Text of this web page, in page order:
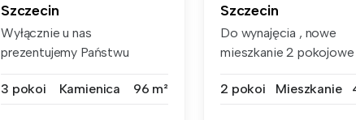
Szczecin
Wyłącznie u nas
prezentujemy Państwu
3 pokoi
Kamienica 96 m²
Szczecin
Do wynajęcia , nowe
mieszkanie 2 pokojowe
2 pokoi
Mieszkanie